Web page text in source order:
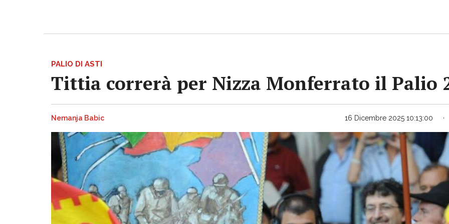
PALIO DI ASTI
Tittia correrà per Nizza Monferrato il Palio
Nemanja Babic 16 Dicembre 2025 10:13:00